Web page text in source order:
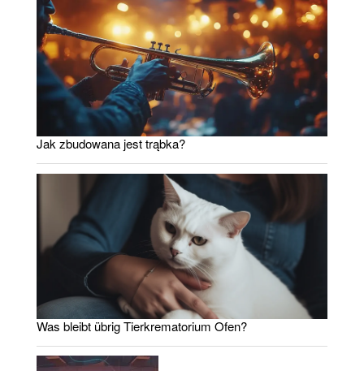
Jak zbudowana jest trąbka?
Was bleibt übrig Tierkrematorium Ofen?